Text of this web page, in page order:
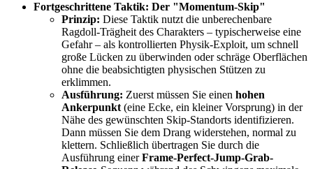
Fortgeschrittene Taktik: Der "Momentum-Skip"
Prinzip: Diese Taktik nutzt die unberechenbare
Ragdoll-Trägheit des Charakters – typischerweise eine
Gefahr – als kontrollierten Physik-Exploit, um schnell
große Lücken zu überwinden oder schräge Oberflächen
ohne die beabsichtigten physischen Stützen zu
erklimmen.
Ausführung: Zuerst müssen Sie einen hohen
Ankerpunkt(eine Ecke, ein kleiner Vorsprung) in der
Nähe des gewünschten Skip-Standorts identifizieren.
Dann müssen Sie dem Drang widerstehen, normal zu
klettern. Schließlich übertragen Sie durch die
Ausführung einerFrame-Perfect-Jump-Grab-